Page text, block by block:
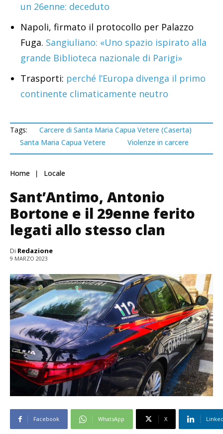
un 26enne: deceduto
Napoli, firmato il protocollo per Palazzo
Fuga. Sangiuliano: «Uno spazio ispirato alla
grande Biblioteca nazionale di Parigi»
Trasporti: perché l’Europa divenga il primo
continente climaticamente neutro
Tags:
Carcere di Santa Maria Capua Vetere (Caserta)
Santa Maria Capua Vetere
Violenze in carcere
Home Locale
Sant’Antimo, Antonio
Bortone e il 29enne ferito
legati allo stesso clan
Di Redazione
9 MARZO 2023
Facebook WhatsApp X